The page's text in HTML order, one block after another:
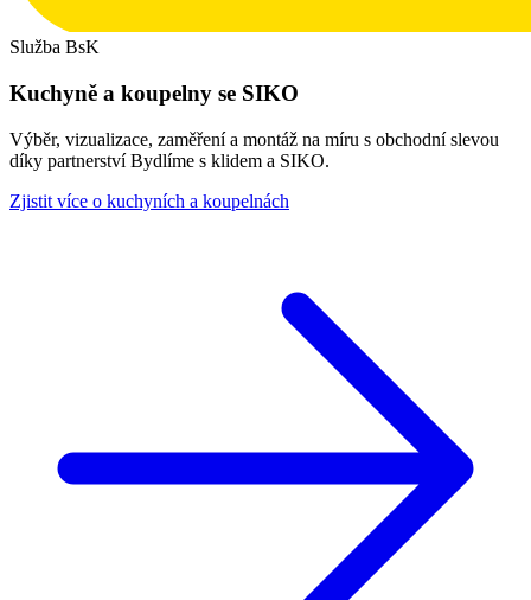
Služba BsK
Kuchyně a koupelny se SIKO
Výběr, vizualizace, zaměření a montáž na míru s obchodní slevou
díky partnerství Bydlíme s klidem a SIKO.
Zjistit více o kuchyních a koupelnách